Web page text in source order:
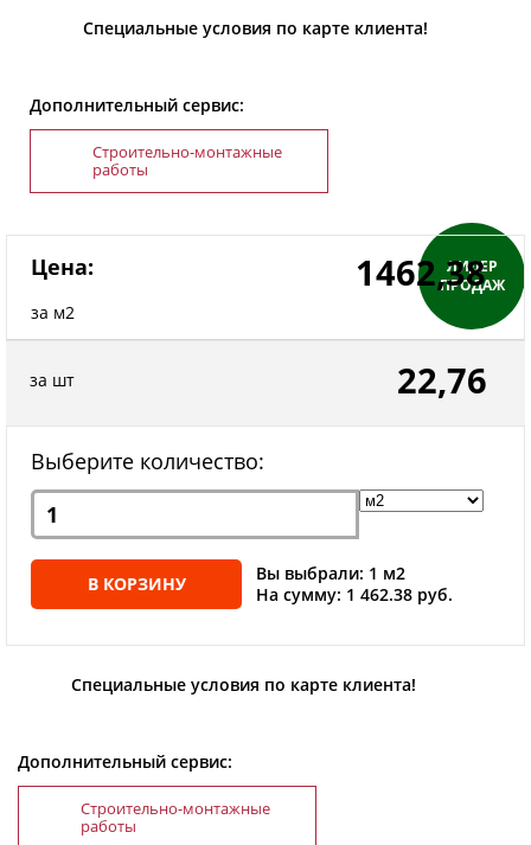
Специальные условия по карте клиента!
Дополнительный сервис:
Строительно-монтажные
работы
ЛИДЕР
ПРОДАЖ
Цена:
за м2
1462,38
за шт 22,76
Выберите количество:
В КОРЗИНУ
Вы выбрали: 1 м2
На сумму: 1 462.38 руб.
Специальные условия по карте клиента!
Дополнительный сервис:
Строительно-монтажные
работы